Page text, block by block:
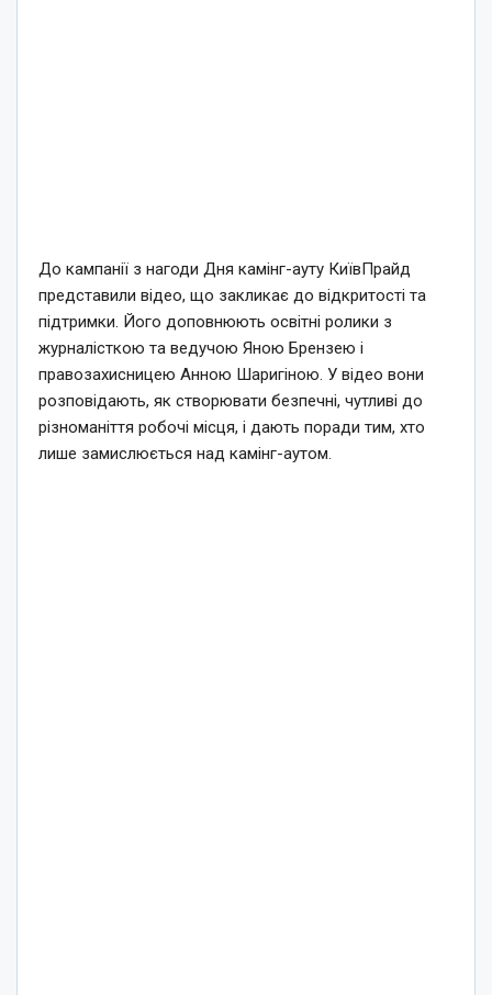
До кампанії з нагоди Дня камінг-ауту КиївПрайд
представили відео, що закликає до відкритості та
підтримки. Його доповнюють освітні ролики з
журналісткою та ведучою Яною Брензею і
правозахисницею Анною Шаригіною. У відео вони
розповідають, як створювати безпечні, чутливі до
різноманіття робочі місця, і дають поради тим, хто
лише замислюється над камінг-аутом.